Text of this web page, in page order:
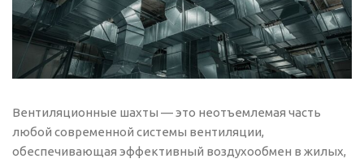
Вентиляционные шахты — это неотъемлемая часть
любой современной системы вентиляции,
обеспечивающая эффективный воздухообмен в жилых,